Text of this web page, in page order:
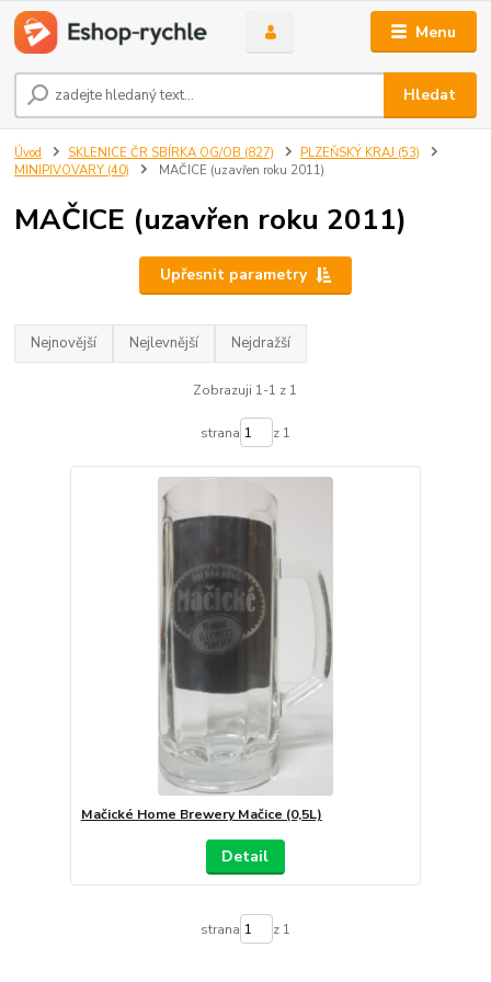
Menu
Hledat
Úvod SKLENICE ČR SBÍRKA OG/OB (827)
PLZEŇSKÝ KRAJ (53)
MINIPIVOVARY (40)
MAČICE (uzavřen roku 2011)
MAČICE (uzavřen roku 2011)
Upřesnit parametry
Nejnovější Nejlevnější Nejdražší
Zobrazuji 1-1 z 1
strana z 1
Mačické Home Brewery Mačice (0,5L)
Detail
strana z 1